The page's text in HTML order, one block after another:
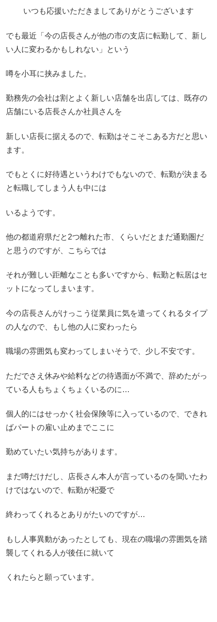
いつも応援いただきましてありがとうございます
でも最近「今の店長さんが他の市の支店に転勤して、新し
い人に変わるかもしれない」という
噂を小耳に挟みました。
勤務先の会社は割とよく新しい店舗を出店しては、既存の
店舗にいる店長さんか社員さんを
新しい店長に据えるので、転勤はそこそこある方だと思い
ます。
でもとくに好待遇というわけでもないので、転勤が決まる
と転職してしまう人も中には
いるようです。
他の都道府県だと2つ離れた市、くらいだとまだ通勤圏だ
と思うのですが、こちらでは
それが難しい距離なことも多いですから、転勤と転居はセ
ットになってしまいます。
今の店長さんがけっこう従業員に気を遣ってくれるタイプ
の人なので、もし他の人に変わったら
職場の雰囲気も変わってしまいそうで、少し不安です。
ただでさえ休みや給料などの待遇面が不満で、辞めたがっ
ている人もちょくちょくいるのに…
個人的にはせっかく社会保険等に入っているので、できれ
ばパートの雇い止めまでここに
勤めていたい気持ちがあります。
まだ噂だけだし、店長さん本人が言っているのを聞いたわ
けではないので、転勤が杞憂で
終わってくれるとありがたいのですが…
もし人事異動があったとしても、現在の職場の雰囲気を踏
襲してくれる人が後任に就いて
くれたらと願っています。